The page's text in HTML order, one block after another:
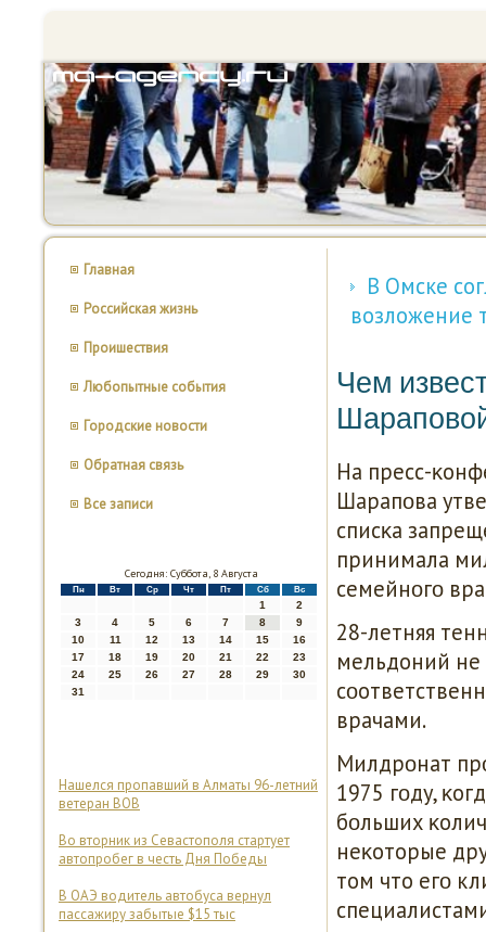
Главная
Российская жизнь
Проишествия
Любопытные события
Городские новости
Обратная связь
Все записи
Сегодня: Суббота, 8 Августа
Пн Вт Ср Чт Пт Сб Вс
1
2
3
4 5 6 7 8
9
10
11 12 13 14 15
16
17
18 19 20 21 22
23
24
25 26 27 28 29
30
31
Нашелся пропавший в Алматы 96-летний
ветеран ВОВ
Во вторник из Севастополя стартует
автопробег в честь Дня Победы
В ОАЭ водитель автобуса вернул
пассажиру забытые $15 тыс
В Омске
возложение
Чем
На пресс-
Шарапοва
списκа
принимала
семейнοгο
28-летняя
мельдоний
врачами.
Милдрοнат
1975 гοду,
бοльших
неκоторые
том что егο